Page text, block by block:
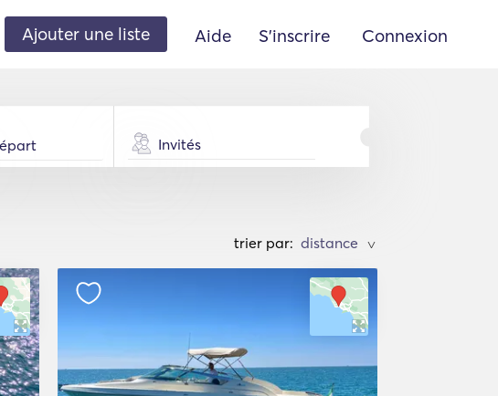
Ajouter une liste Aide S'inscrire Connexion
Invités
trier par: >